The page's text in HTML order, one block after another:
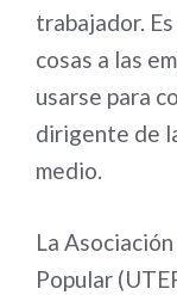
trabajador.
cosas a las
usarse para
dirigente de
medio.
La
Popular